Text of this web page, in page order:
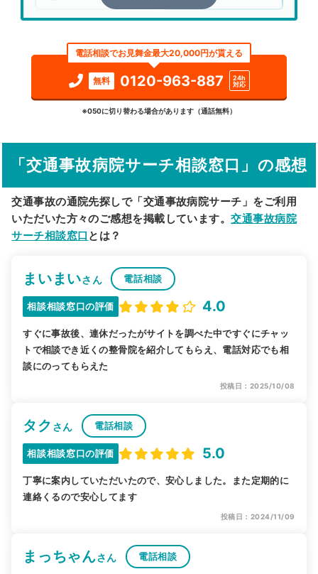
検索する
詳細条件で絞り込む
駅から探す 院名から探す
電話相談でお見舞金最大20,000円が貰える
無料 0120-963-887
24h
対応
※050に切り替わる場合があります（通話無料）
「交通事故病院サーチ相談窓口」の感想
交通事故の通院先探しで「交通事故病院サーチ」をご利用
いただいた方々のご感想を掲載しています。交通事故病院
サーチ相談窓口 とは？
まいまいさん 電話相談
相談相談窓口の評価 4.0
すぐに事故後、連休だったがサイトを調べた中ですぐにチャッ
トで相談でき近くの整骨院を紹介してもらえ、電話対応でも相
談にのってもらえた
投稿日：2025/10/08
タク さん 電話相談
相談相談窓口の評価 5.0
丁寧に案内していただいたので、安心しました。また定期的に
連絡くるので安心してます
投稿日：2024/11/09
まっちゃんさん 電話相談